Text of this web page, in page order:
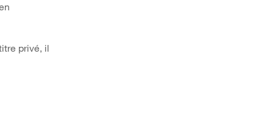
privé, il